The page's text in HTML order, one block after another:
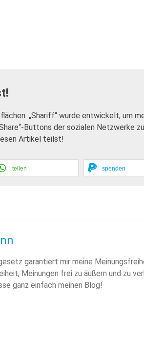
„Shariff“ wurde entwickelt, um
Buttons der sozialen Netzwerke
Artikel teilst!
teilen spenden
garantiert mir meine
Meinungen frei zu äußern und zu
ganz einfach meinen Blog!